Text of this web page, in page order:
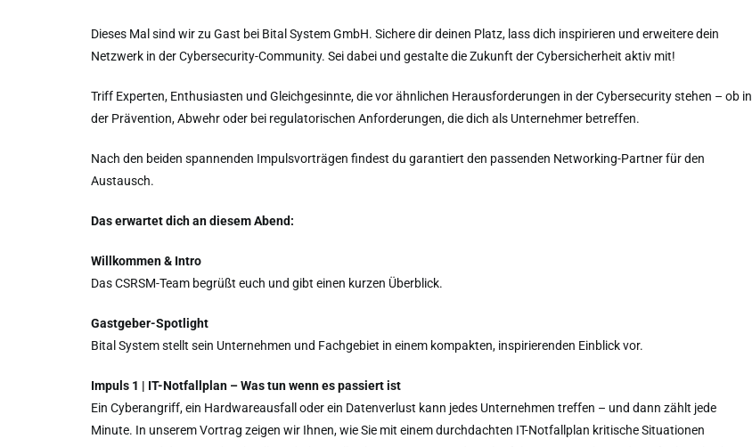
Dieses Mal sind wir zu Gast bei Bital System GmbH. Sichere dir deinen Platz, lass dich inspirieren und erweitere dein
Netzwerk in der Cybersecurity-Community. Sei dabei und gestalte die Zukunft der Cybersicherheit aktiv mit!
Triff Experten, Enthusiasten und Gleichgesinnte, die vor ähnlichen Herausforderungen in der Cybersecurity stehen – ob in
der Prävention, Abwehr oder bei regulatorischen Anforderungen, die dich als Unternehmer betreffen.
Nach den beiden spannenden Impulsvorträgen findest du garantiert den passenden Networking-Partner für den
Austausch.
Das erwartet dich an diesem Abend:
Willkommen & Intro
Das CSRSM-Team begrüßt euch und gibt einen kurzen Überblick.
Gastgeber-Spotlight
Bital System stellt sein Unternehmen und Fachgebiet in einem kompakten, inspirierenden Einblick vor.
Impuls 1 | IT-Notfallplan – Was tun wenn es passiert ist
Ein Cyberangriff, ein Hardwareausfall oder ein Datenverlust kann jedes Unternehmen treffen – und dann zählt jede
Minute. In unserem Vortrag zeigen wir Ihnen, wie Sie mit einem durchdachten IT-Notfallplan kritische Situationen